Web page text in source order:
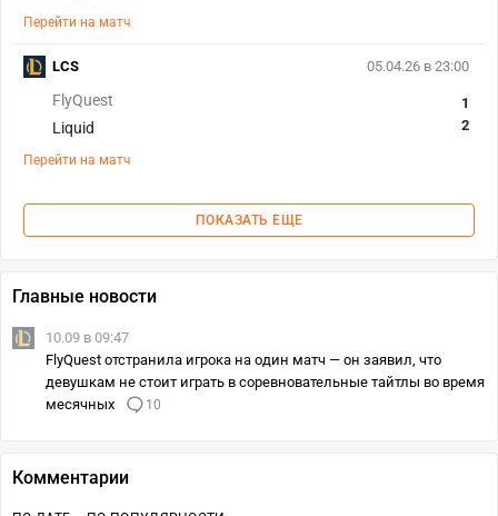
Перейти на матч
05.04.26 в 23:00
FlyQuest
Liquid
1
2
Перейти на матч
LCS
ПОКАЗАТЬ ЕЩЕ
Главные новости
10.09 в 09:47
FlyQuest отстранила игрока на один матч — он заявил, что
девушкам не стоит играть в соревновательные тайтлы во время
месячных
10
Комментарии